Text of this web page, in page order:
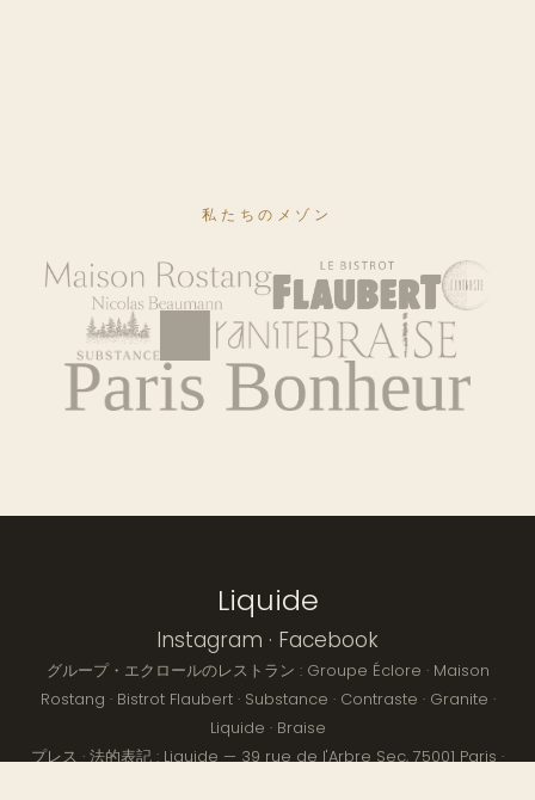
私たちのメゾン
Liquide
Instagram · Facebook
グループ・エクロールのレストラン : Groupe Éclore · Maison
Rostang · Bistrot Flaubert· Substance · Contraste · Granite ·
Liquide · Braise
プレス· 法的表記 : Liquide — 39 rue de l'Arbre Sec, 75001 Paris ·